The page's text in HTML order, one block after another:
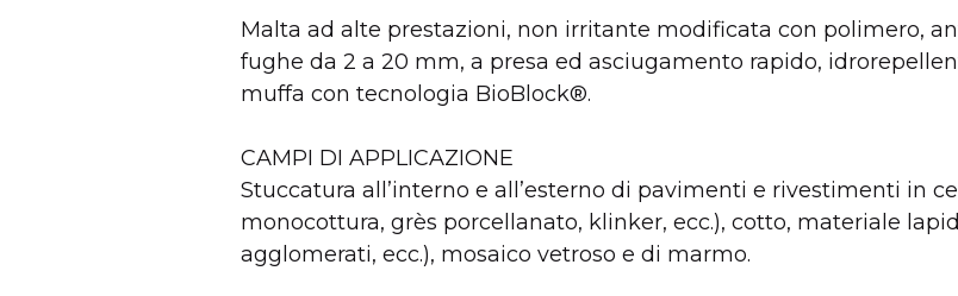
Malta ad alte prestazioni, non irritante modificata con polimero,
fughe da 2 a 20 mm, a presa ed asciugamento rapido,
muffa con tecnologia BioBlock®.
CAMPI DI APPLICAZIONE
Stuccatura all’interno e all’esterno di pavimenti e rivestimenti in
monocottura, grès porcellanato, klinker, ecc.), cotto, materiale
agglomerati, ecc.), mosaico vetroso e di marmo.
Scheda tecnica
PRODOTTO